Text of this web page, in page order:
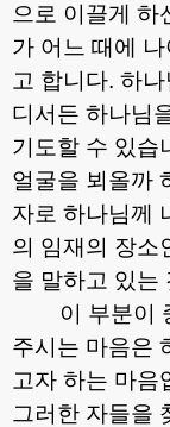
으로 이끌게 하
가 어느 때에
고 합니다. 하나
디서든 하나님
기도할 수 있습
얼굴을 뵈올까
자로 하나님께
의 임재의 장소
을 말하고 있는
이 부분이
주시는 마음은
고자 하는 마음
그러한 자들을